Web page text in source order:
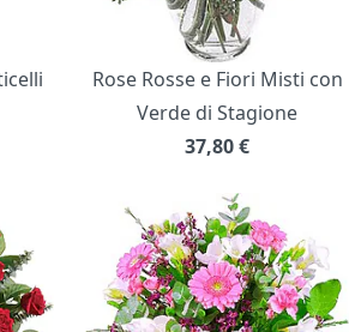
Rose Rosse e Fiori Misti con
Verde di Stagione
37,80€